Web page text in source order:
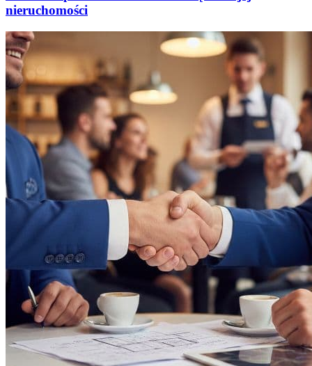
nieruchomości